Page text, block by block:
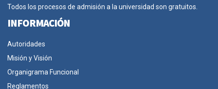
Todos los procesos de admisión a la universidad son gratuitos.
INFORMACIÓN
Autoridades
Misión y Visión
Organigrama Funcional
Reglamentos